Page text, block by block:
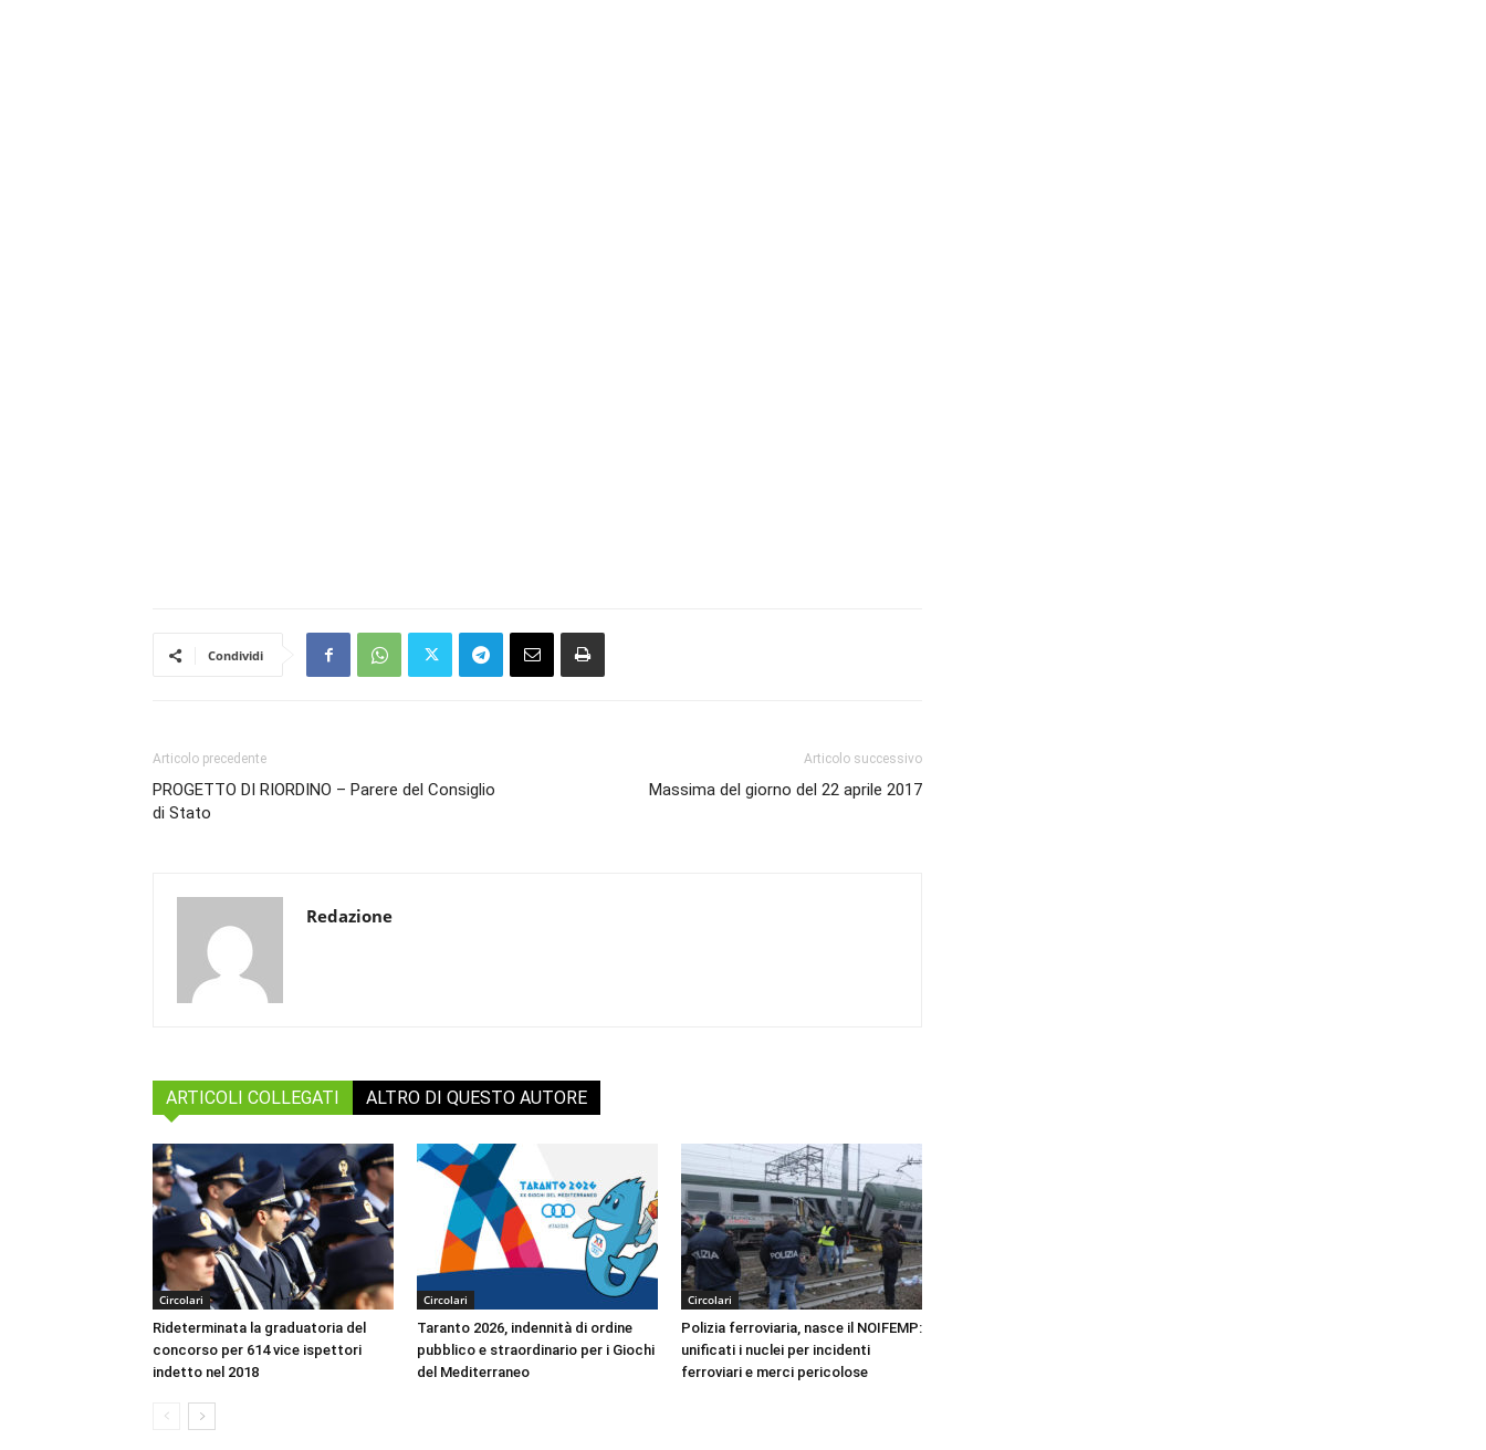
Condividi
Articolo precedente
PROGETTO DI RIORDINO – Parere del Consiglio
di Stato
Articolo successivo
Massima del giorno del 22 aprile 2017
Redazione
ARTICOLI COLLEGATI ALTRO DI QUESTO AUTORE
Circolari
Rideterminata la graduatoria del
concorso per 614 vice ispettori
indetto nel 2018
Circolari
Taranto 2026, indennità di ordine
pubblico e straordinario per i Giochi
del Mediterraneo
Circolari
Polizia ferroviaria, nasce il NOIFEMP:
unificati i nuclei per incidenti
ferroviari e merci pericolose